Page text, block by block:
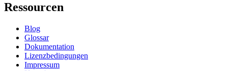
Ressourcen
Blog
Glossar
Dokumentation
Lizenzbedingungen
Impressum